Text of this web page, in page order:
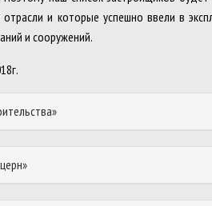
и которые успешно ввели в
и сооружений.